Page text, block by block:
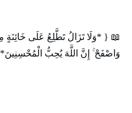
📖 { *وَلَا تَزَالُ تَطَّلِعُ عَلَى خَائِنَةٍ
وَاصْفَحْ ۚ إِنَّ اللَّهَ يُحِبُّ